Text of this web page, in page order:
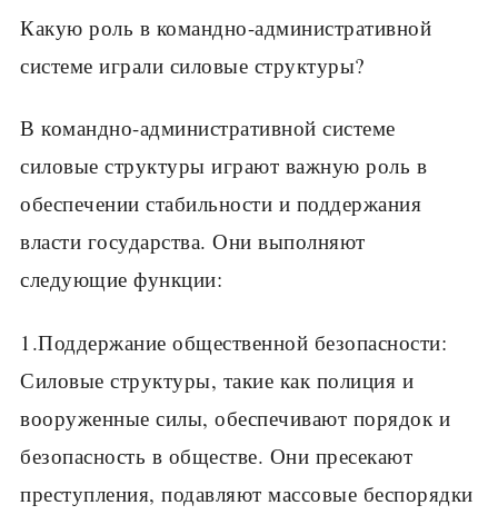
Какую роль в командно-административной
системе играли силовые структуры?
В командно-административной системе
силовые структуры играют важную роль в
обеспечении стабильности и поддержания
власти государства. Они выполняют
следующие функции:
1.Поддержание общественной безопасности:
Силовые структуры, такие как полиция и
вооруженные силы, обеспечивают порядок и
безопасность в обществе. Они пресекают
преступления, подавляют массовые беспорядки